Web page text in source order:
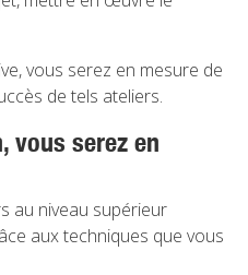
vous serez en mesure de
de tels ateliers.
vous serez en
au niveau supérieur
aux techniques que vous